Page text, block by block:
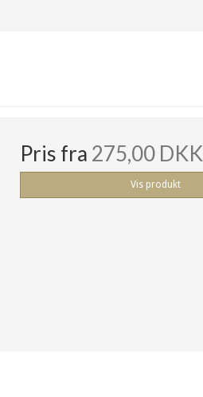
Pris fra 275,00 DKK
Vis produkt